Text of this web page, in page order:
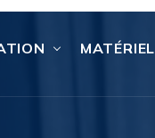
MATÉRIEL